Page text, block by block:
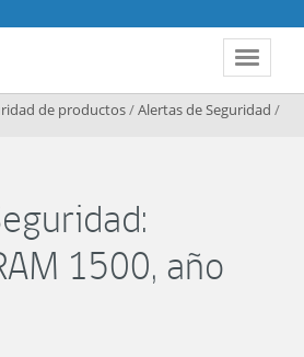
Toggle
de productos/Alertas de Seguridad /
compartir
1500, año